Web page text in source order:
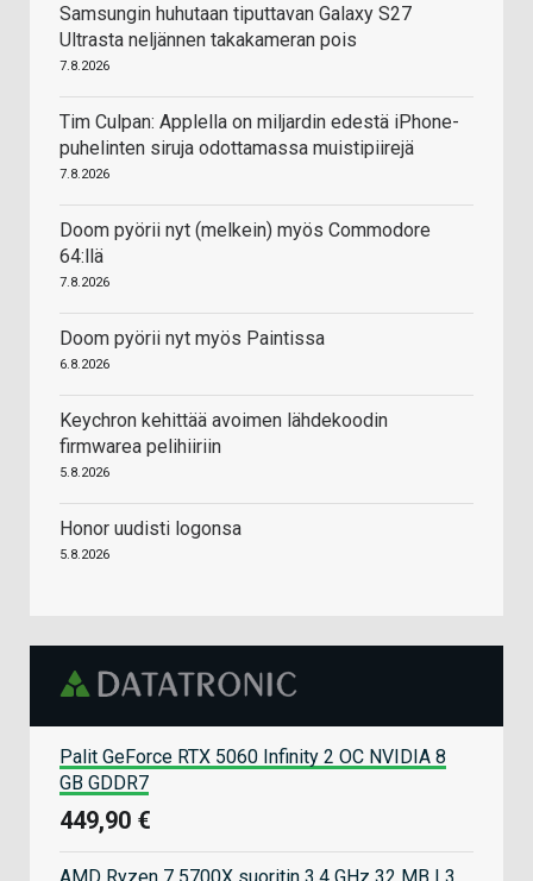
Samsungin huhutaan tiputtavan Galaxy S27
Ultrasta neljännen takakameran pois
7.8.2026
Tim Culpan: Applella on miljardin edestä iPhone-
puhelinten siruja odottamassa muistipiirejä
7.8.2026
Doom pyörii nyt (melkein) myös Commodore
64:llä
7.8.2026
Doom pyörii nyt myös Paintissa
6.8.2026
Keychron kehittää avoimen lähdekoodin
firmwarea pelihiiriin
5.8.2026
Honor uudisti logonsa
5.8.2026
Palit GeForce RTX 5060 Infinity 2 OC NVIDIA 8
GB GDDR7
449,90 €
AMD Ryzen 7 5700X suoritin 3,4 GHz 32 MB L3